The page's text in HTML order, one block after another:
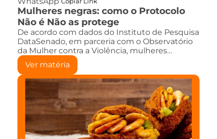
Mulheres negras: como o Protocolo
Não é Não as protege
De acordo com dados do Instituto de Pesquisa
DataSenado, em parceria com o Observatório
da Mulher contra a Violência, mulheres…
Ver matéria